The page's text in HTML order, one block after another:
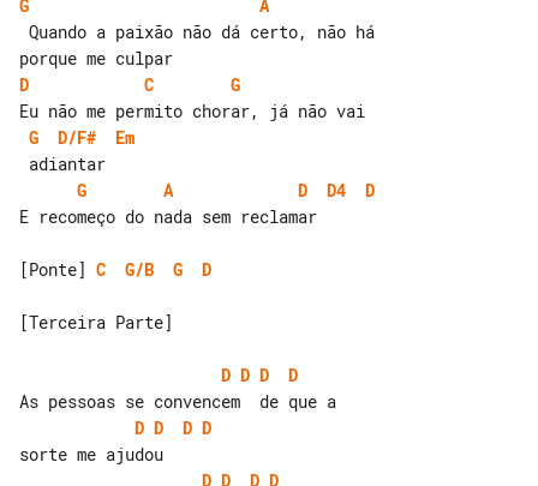
G
A
D
C
G
G
D/F#
Em
G
A D D4
D
E recomeço do nada sem reclamar
[Ponte] C G/B G D
[Terceira Parte]
D D D
D
D D D D
D D D D